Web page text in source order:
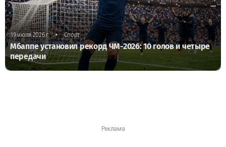
19 июля 2026 г. • Спорт
Мбаппе установил рекорд ЧМ-2026: 10 голов и четыре
передачи